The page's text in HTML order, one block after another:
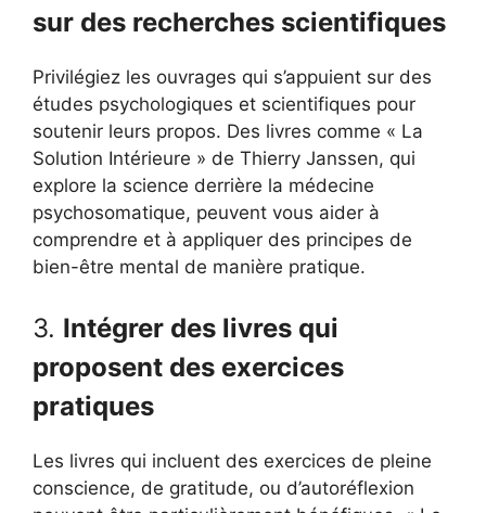
sur des recherches scientifiques
Privilégiez les ouvrages qui s’appuient sur des
études psychologiques et scientifiques pour
soutenir leurs propos. Des livres comme « La
Solution Intérieure » de Thierry Janssen, qui
explore la science derrière la médecine
psychosomatique, peuvent vous aider à
comprendre et à appliquer des principes de
bien-être mental de manière pratique.
3. Intégrer des livres qui
proposent des exercices
pratiques
Les livres qui incluent des exercices de pleine
conscience, de gratitude, ou d’autoréflexion